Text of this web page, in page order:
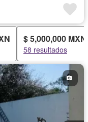
$ 5,000,000 MXN
58 resultados